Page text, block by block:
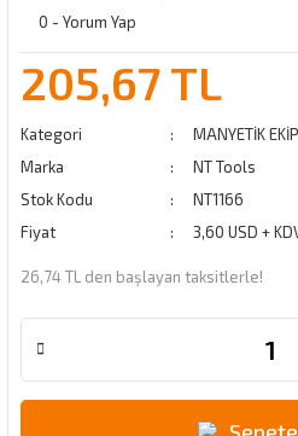
0 - Yorum Yap
205,67 TL
Kategori
MANYETİK
Marka
NT Tools
Stok Kodu
NT1166
Fiyat
3,60 USD +
26,74 TL den başlayan taksitlerle!